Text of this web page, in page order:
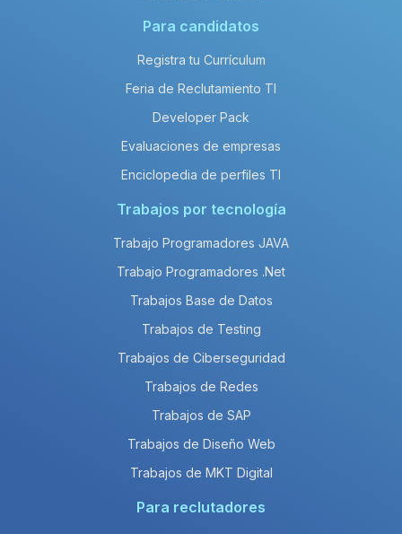
Para candidatos
Registra tu Currículum
Feria de Reclutamiento TI
Developer Pack
Evaluaciones de empresas
Enciclopedia de perfiles TI
Trabajos por tecnología
Trabajo Programadores JAVA
Trabajo Programadores .Net
Trabajos Base de Datos
Trabajos de Testing
Trabajos de Ciberseguridad
Trabajos de Redes
Trabajos de SAP
Trabajos de Diseño Web
Trabajos de MKT Digital
Para reclutadores